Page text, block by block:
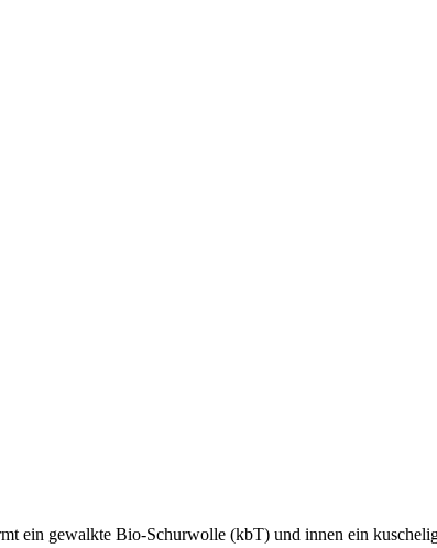
ein gewalkte Bio-Schurwolle (kbT) und innen ein